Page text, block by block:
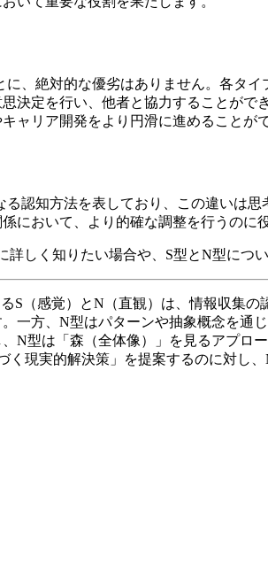
に、絶対的な優劣はありません。各タ
決定を行い、他者と協力することが
ャリア開発をより円滑に進めることが
認知方法を表しており、この違いは
において、より的確な調整を行うのに
しく知りたい場合や、S型とN型につ
S（感覚）とN（直観）は、情報収集
一方、N型はパターンや抽象概念を通
N型は「森（全体像）」を見るアプロ
く現実的解決策」を提案するのに対し